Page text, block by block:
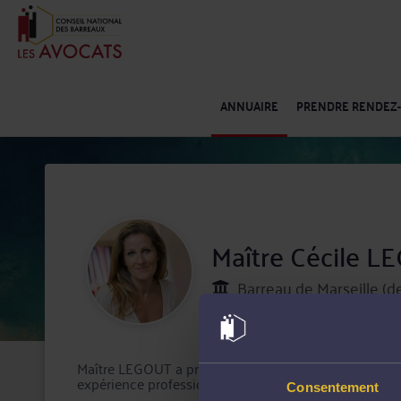
Consentement
ANNUAIRE PRENDRE
Maître Cécile
Barreau de Marseille
Maître LEGOUT a prêté serment en 1997 et a
expérience professionnelle en qualité d’associée